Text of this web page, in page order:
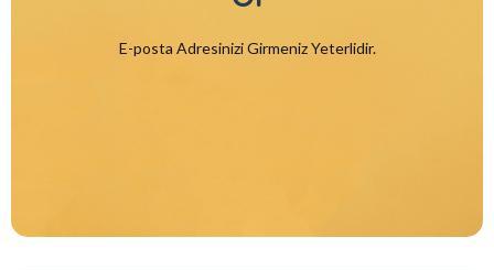
E-posta Adresinizi Girmeniz Yeterlidir.